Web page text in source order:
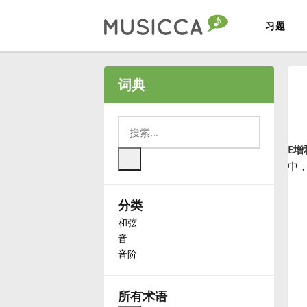
习题
Български
Deutsch
Español
词典
分类
和弦
音
音阶
所有术语
E增
中